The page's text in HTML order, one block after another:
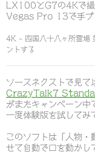
LX100とG7の4Kで
Vegas Pro 13で手ブ
4K – 四国八十八ヶ所霊場
ントする
ソースネクストで見て
CrazyTalk7
がまたキャンペーン
一度体験版を試してみ
このソフトは「人物・
せて自動で口を動かし